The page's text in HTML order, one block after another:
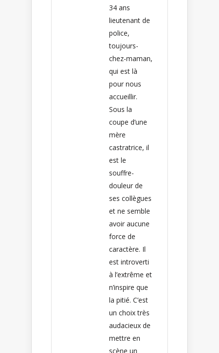
34 ans
lieutenant de
police,
toujours-
chez-maman,
qui est là
pour nous
accueillir.
Sous la
coupe d’une
mère
castratrice, il
est le
souffre-
douleur de
ses collègues
et ne semble
avoir aucune
force de
caractère. Il
est introverti
à l’extrême et
n’inspire que
la pitié. C’est
un choix très
audacieux de
mettre en
scène un